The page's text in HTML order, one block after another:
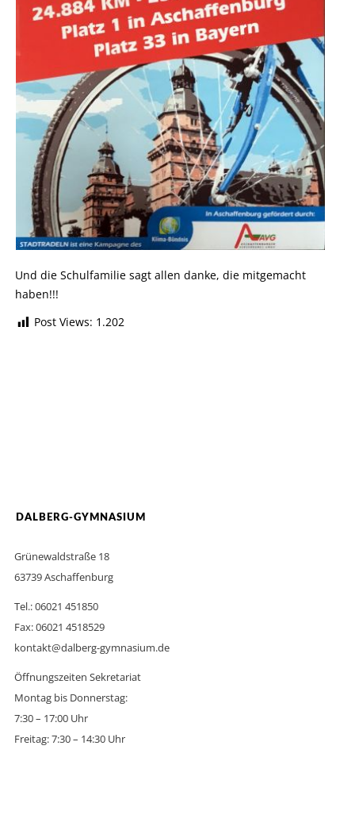
Und die Schulfamilie sagt allen danke, die mitgemacht
haben!!!
Post Views: 1.202
DALBERG-GYMNASIUM
Grünewaldstraße 18
63739 Aschaffenburg
Tel.: 06021 451850
Fax: 06021 4518529
kontakt@dalberg-gymnasium.de
Öffnungszeiten Sekretariat
Montag bis Donnerstag:
7:30 – 17:00 Uhr
Freitag: 7:30 – 14:30 Uhr